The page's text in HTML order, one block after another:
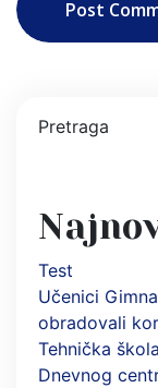
Post
Pretraga
Test
Učenici
obradovali
Tehnička
Dnevnog